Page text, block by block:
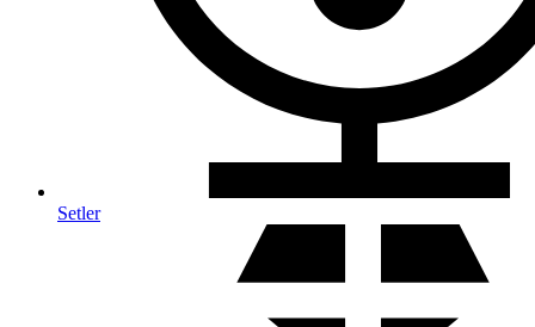
Setler